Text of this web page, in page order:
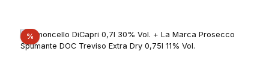
%Discount